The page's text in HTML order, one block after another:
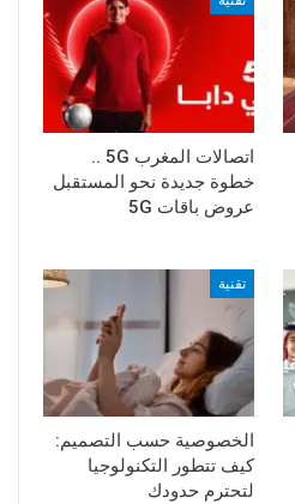
اتصالات المغرب 5G ..
خطوة جديدة نحو المستقبل
عروض باقات 5G
تقنية
الخصوصية حسب التصميم:
كيف تتطور التكنولوجيا
لتحترم حدودك